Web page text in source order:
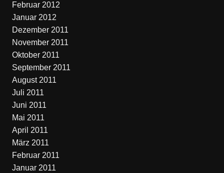
Februar 2012
Januar 2012
Dezember 2011
November 2011
Oktober 2011
September 2011
August 2011
Juli 2011
Juni 2011
Mai 2011
April 2011
März 2011
Februar 2011
Januar 2011